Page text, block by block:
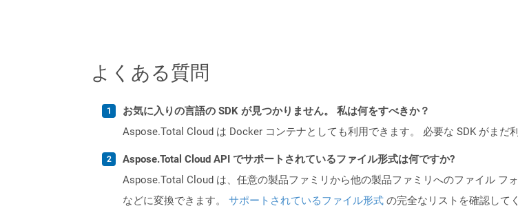
よくある質問
お気に入りの言語の SDK が見つかりません。 私は何をすべきか？
Aspose.Total Cloud は Docker コンテナとしても利用できます。 必要な SDK がまだ
Aspose.Total Cloud API でサポートされているファイル形式は何ですか?
Aspose.Total Cloud は、任意の製品ファミリから他の製品ファミリへのファイル フ
などに変換できます。 サポートされているファイル形式 の完全なリストを確認して